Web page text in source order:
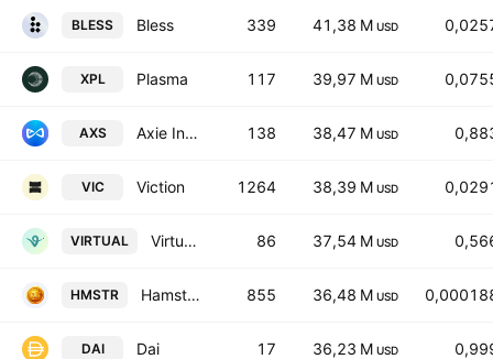
BLESS Bless 339 41,38 M USD
XPL Plasma 117 39,97 M USD
AXS Axie Infinity 138 38,47 M USD
VIC Viction 1264 38,39 M USD
VIRTUAL Virtuals Protocol 86 37,54 M USD
HMSTR Hamster Kombat 855 36,48 M USD
DAI Dai 17 36,23 M USD